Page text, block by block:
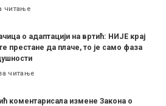
читање
о адаптацији на вртић: НИЈЕ крај
престане да плаче, то је само фаза
читање
коментарисала измене Закона о